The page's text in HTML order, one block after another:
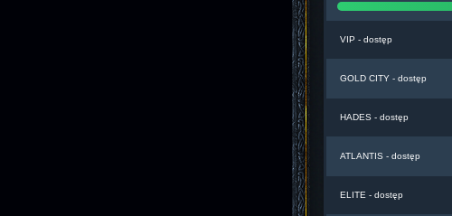
VIP - dostęp
GOLD CITY - dostęp
HADES - dostęp
ATLANTIS - dostęp
ELITE - dostęp